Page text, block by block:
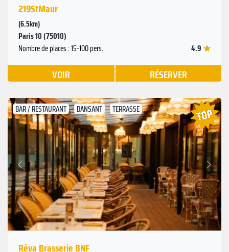
219StMaur
(6.5km)
Paris 10 (75010)
Nombre de places : 15-100 pers. 4.9
VOIR RÉSERVER
BAR / RESTAURANT DANSANT TERRASSE
Précédent
Suivant
Rêva Brasserie BNF